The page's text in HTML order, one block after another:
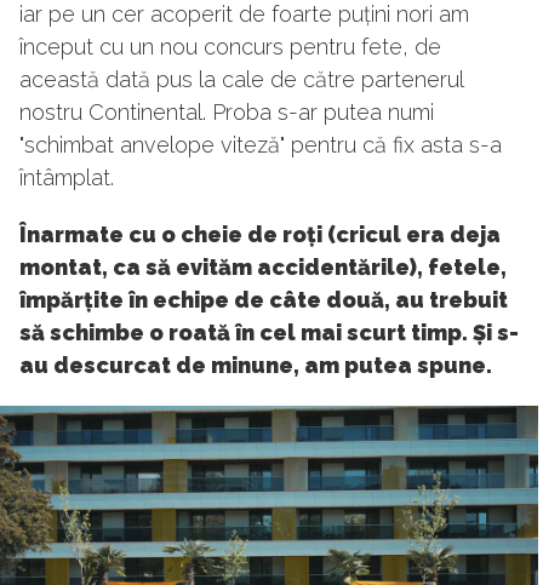
iar pe un cer acoperit de foarte puțini nori am
început cu un nou concurs pentru fete, de
această dată pus la cale de către partenerul
nostru Continental. Proba s-ar putea numi
"schimbat anvelope viteză" pentru că fix asta s-a
întâmplat.
Înarmate cu o cheie de roți (cricul era deja
montat, ca să evităm accidentările), fetele,
împărțite în echipe de câte două, au trebuit
să schimbe o roată în cel mai scurt timp. Și s-
au descurcat de minune, am putea spune.